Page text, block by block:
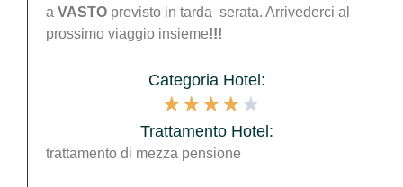
a VASTO previsto in tarda serata. Arrivederci al
prossimo viaggio insieme!!!
Categoria Hotel:
★★★★★
Trattamento Hotel:
trattamento di mezza pensione